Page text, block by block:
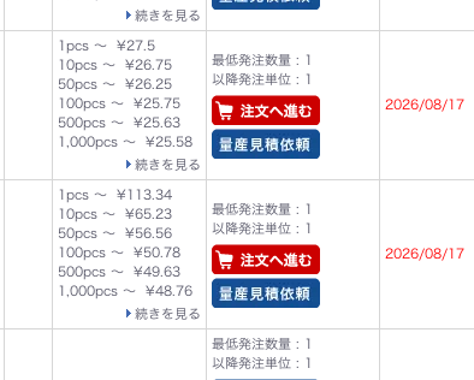
続きを見る
1pcs ～ ¥27.5
10pcs ～ ¥26.75
50pcs ～ ¥26.25
100pcs ～ ¥25.75
500pcs ～ ¥25.63
1,000pcs ～ ¥25.58
続きを見る
最低発注数量 : 1
以降発注単位 : 1
2026/08/17
1pcs ～ ¥113.34
10pcs ～ ¥65.23
50pcs ～ ¥56.56
100pcs ～ ¥50.78
500pcs ～ ¥49.63
1,000pcs ～ ¥48.76
続きを見る
最低発注数量 : 1
以降発注単位 : 1
2026/08/17
最低発注数量 : 1
以降発注単位 : 1